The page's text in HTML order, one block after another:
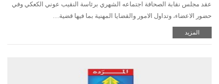
عقد مجلس نقابة الصحافة اجتماعه الشهري برئاسة النقيب عوني الكعكي وفي
حضور الاعضاء، وتداول الامور والقضايا المهنية بما فيها قضية…
المزيد